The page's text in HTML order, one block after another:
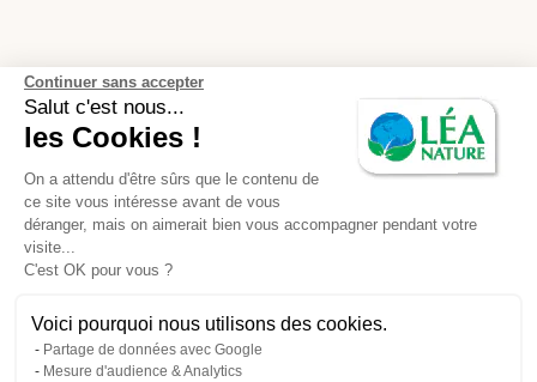
Continuer sans accepter
Salut c'est nous...
les Cookies !
On a attendu d'être sûrs que le contenu de
ce site vous intéresse avant de vous
déranger, mais on aimerait bien vous accompagner pendant votre
visite...
C'est OK pour vous ?
Voici pourquoi nous utilisons des cookies.
Partage de données avec Google
Mesure d'audience & Analytics